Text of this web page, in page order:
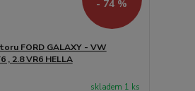
- 74 %
FORD GALAXY - VW
, 2.8 VR6 HELLA
skladem 1 ks